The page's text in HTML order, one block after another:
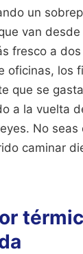
un
van
fresco a
oficinas, los
que se
a la vuelta
No
caminar